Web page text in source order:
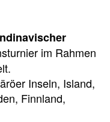
im Rahmen
Inseln, Island,
Finnland,